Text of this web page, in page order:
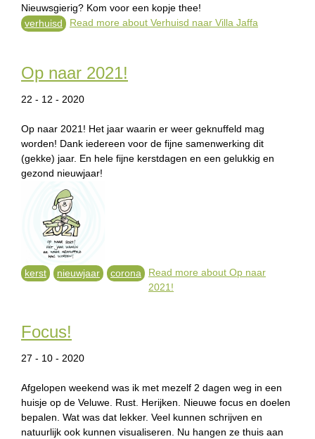
Nieuwsgierig? Kom voor een kopje thee!
verhuisd
Read more about Verhuisd naar Villa Jaffa
Op naar 2021!
22 - 12 - 2020
Op naar 2021! Het jaar waarin er weer geknuffeld mag
worden! Dank iedereen voor de fijne samenwerking dit
(gekke) jaar. En hele fijne kerstdagen en een gelukkig en
gezond nieuwjaar!
kerst nieuwjaar corona Read more about Op naar
2021!
Focus!
27 - 10 - 2020
Afgelopen weekend was ik met mezelf 2 dagen weg in een
huisje op de Veluwe. Rust. Herijken. Nieuwe focus en doelen
bepalen. Wat was dat lekker. Veel kunnen schrijven en
natuurlijk ook kunnen visualiseren. Nu hangen ze thuis aan